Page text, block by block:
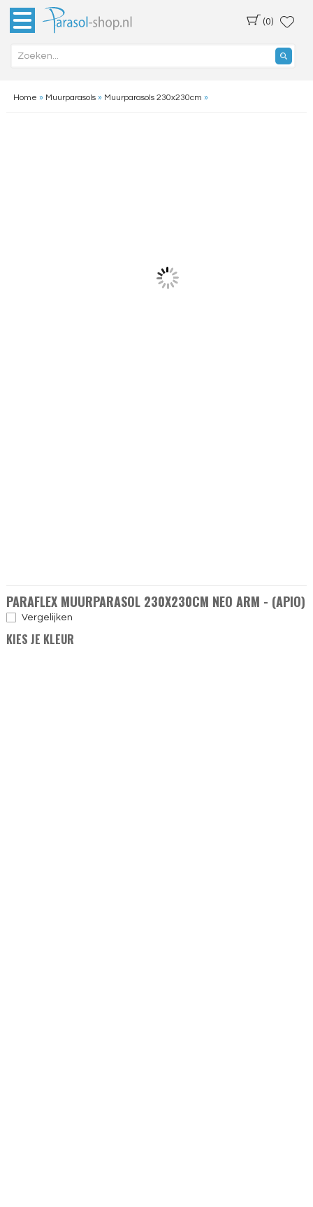
(0)
Home » Muurparasols» Muurparasols 230x230cm »
PARAFLEX MUURPARASOL 230X230CM NEO ARM - (APIO)
Vergelijken
KIES JE KLEUR